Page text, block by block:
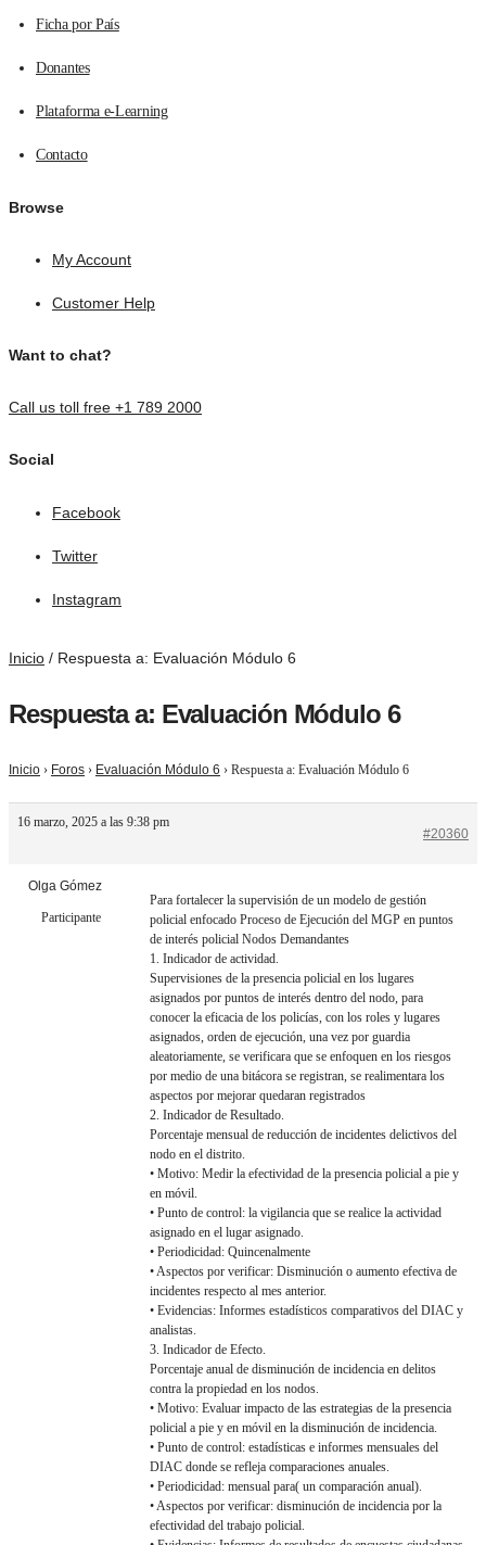
Ficha por País
Donantes
Plataforma e-Learning
Contacto
Browse
My Account
Customer Help
Want to chat?
Call us toll free +1 789 2000
Social
Facebook
Twitter
Instagram
Inicio / Respuesta a: Evaluación Módulo 6
Respuesta a: Evaluación Módulo 6
Inicio › Foros › Evaluación Módulo 6 › Respuesta a: Evaluación Módulo 6
16 marzo, 2025 a las 9:38 pm
#20360
Olga Gómez
Participante
Para fortalecer la supervisión de un modelo de gestión
policial enfocado Proceso de Ejecución del MGP en puntos
de interés policial Nodos Demandantes
1. Indicador de actividad.
Supervisiones de la presencia policial en los lugares
asignados por puntos de interés dentro del nodo, para
conocer la eficacia de los policías, con los roles y lugares
asignados, orden de ejecución, una vez por guardia
aleatoriamente, se verificara que se enfoquen en los riesgos
por medio de una bitácora se registran, se realimentara los
aspectos por mejorar quedaran registrados
2. Indicador de Resultado.
Porcentaje mensual de reducción de incidentes delictivos del
nodo en el distrito.
• Motivo: Medir la efectividad de la presencia policial a pie y
en móvil.
• Punto de control: la vigilancia que se realice la actividad
asignado en el lugar asignado.
• Periodicidad: Quincenalmente
• Aspectos por verificar: Disminución o aumento efectiva de
incidentes respecto al mes anterior.
• Evidencias: Informes estadísticos comparativos del DIAC y
analistas.
3. Indicador de Efecto.
Porcentaje anual de disminución de incidencia en delitos
contra la propiedad en los nodos.
• Motivo: Evaluar impacto de las estrategias de la presencia
policial a pie y en móvil en la disminución de incidencia.
• Punto de control: estadísticas e informes mensuales del
DIAC donde se refleja comparaciones anuales.
• Periodicidad: mensual para( un comparación anual).
• Aspectos por verificar: disminución de incidencia por la
efectividad del trabajo policial.